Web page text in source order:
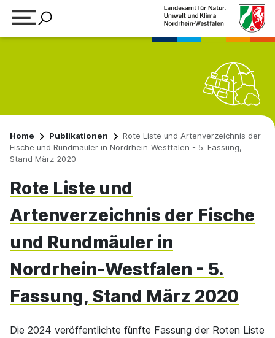
Home Publikationen
Rote Liste und Artenverzeichnis der
Fische und Rundmäuler in Nordrhein-Westfalen - 5. Fassung,
Stand März 2020
Rote Liste und
Artenverzeichnis der Fische
und Rundmäuler in
Nordrhein-Westfalen - 5.
Fassung, Stand März 2020
Die 2024 veröffentlichte fünfte Fassung der Roten Liste